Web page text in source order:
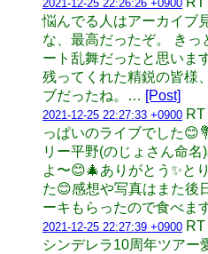
2021-12-25 22:26:26 +0900
悩んでる人はアーカイブ
な、最高だったぞ。 きっ
ート乱舞だったと思いま
残ってくれた精鋭の皆様
ブだったね。… [Post]
2021-12-25 22:27:33 +0900
っぱいのライブでした
リー平野(のじょさん命
よ〜😊🎄ありがとう✨と
た😊感想や写真はまた後
ーキもらったので食べま
2021-12-25 22:27:39 +0900
シンデレラ10周年ツアー